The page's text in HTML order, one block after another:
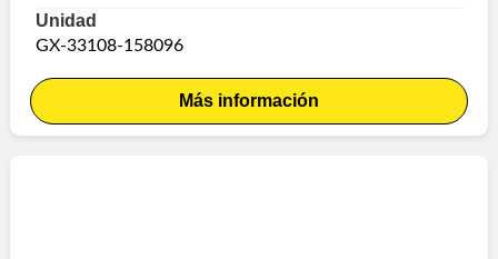
Unidad
GX-33108-158096
Más información